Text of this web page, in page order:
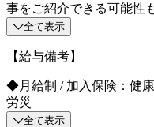
事をご紹介できる可能性
全て表示
【給与備考】
◆月給制 / 加入保険：健
労災
全て表示